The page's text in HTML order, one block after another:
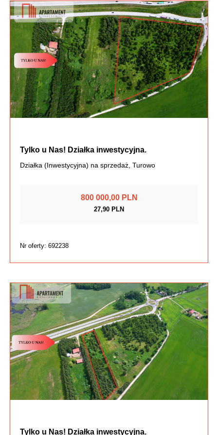
Tylko u Nas! Działka inwestycyjna.
Działka (Inwestycyjna) na sprzedaż, Turowo
800 000,00 PLN
27,90 PLN
Nr oferty: 692238
Tylko u Nas! Działka inwestycyjna.